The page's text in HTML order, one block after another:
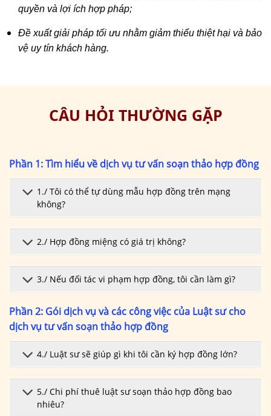
quyền và lợi ích hợp pháp;
Đề xuất giải pháp tối ưu nhằm giảm thiểu thiệt hại và bảo
vệ uy tín khách hàng.
CÂU HỎI THƯỜNG GẶP
Phần 1: Tìm hiểu về dịch vụ tư vấn soạn thảo hợp đồng
1./ Tôi có thể tự dùng mẫu hợp đồng trên mạng
không?
2./ Hợp đồng miệng có giá trị không?
3./ Nếu đối tác vi phạm hợp đồng, tôi cần làm gì?
Phần 2: Gói dịch vụ và các công việc của Luật sư cho
dịch vụ tư vấn soạn thảo hợp đồng
4./ Luật sư sẽ giúp gì khi tôi cần ký hợp đồng lớn?
5./ Chi phí thuê luật sư soạn thảo hợp đồng bao
nhiêu?